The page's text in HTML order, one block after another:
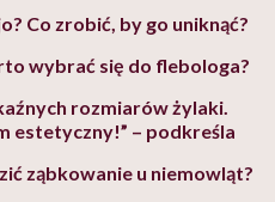
Co zrobić, by go uniknąć?
wybrać się do flebologa?
rozmiarów żylaki.
estetyczny!” – podkreśla
ząbkowanie u niemowląt?